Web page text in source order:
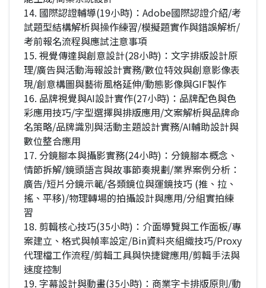
14. 國際認證輔導(19小時)：Adobe國際認證介紹/考
試題型結構解析與操作練習/模擬題實作與錯誤解析/
考前報名流程與應試注意事項
15. 視覺傳達與創意設計(28小時)：文字排版設計原
理/廣告與活動海報設計實務/數位特效與創意影像表
現/創意構圖與藝術風格延伸/動態影像與GIF製作
16. 品牌視覺與AI設計實作(27小時)：品牌配色與色
彩應用技巧/字型選擇與排版應用/文案解析與品牌命
名策略/品牌識別與活動主題設計實務/AI輔助設計與
數位整合應用
17. 分鏡腳本與攝影實務(24小時)：分鏡腳本概念、
情節拆解/鏡頭語言與故事節奏規劃/業界案例分析：
廣告/短片分鏡示範/各類鏡位與運鏡技巧 (推、拉、
搖、平移)/物理轉場的拍攝設計與應用/分組實拍練
習
18. 剪輯核心技巧(35小時)：介面導覽與工作面板/專
案建立、格式與幀率設定/Bin資料夾組織技巧/Proxy
代理檔工作流程/剪輯工具與快捷鍵應用/剪輯手法與
速度控制
19. 字幕設計與動畫(35小時)：商業字卡排版原則/動